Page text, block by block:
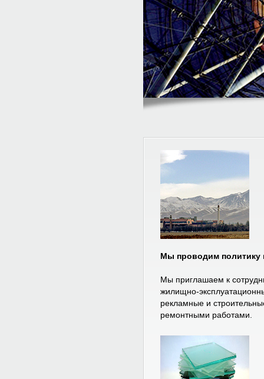
Мы проводим политику
Мы приглашаем к
жилищно-
рекламные и
ремонтными работами.